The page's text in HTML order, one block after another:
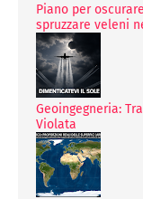
Piano per
spruzzare veleni
Geoingegneria:
Violata